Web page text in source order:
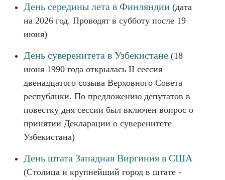
День середины лета в Финляндии (дата
на 2026 год. Проводят в субботу после 19
июня)
День суверенитета в Узбекистане (18
июня 1990 года открылась II сессия
двенадцатого созыва Верховного Совета
республики. По предложению депутатов в
повестку дня сессии был включен вопрос о
принятии Декларации о суверенитете
Узбекистана)
День штата Западная Виргиния в США
(Столица и крупнейший город в штате -